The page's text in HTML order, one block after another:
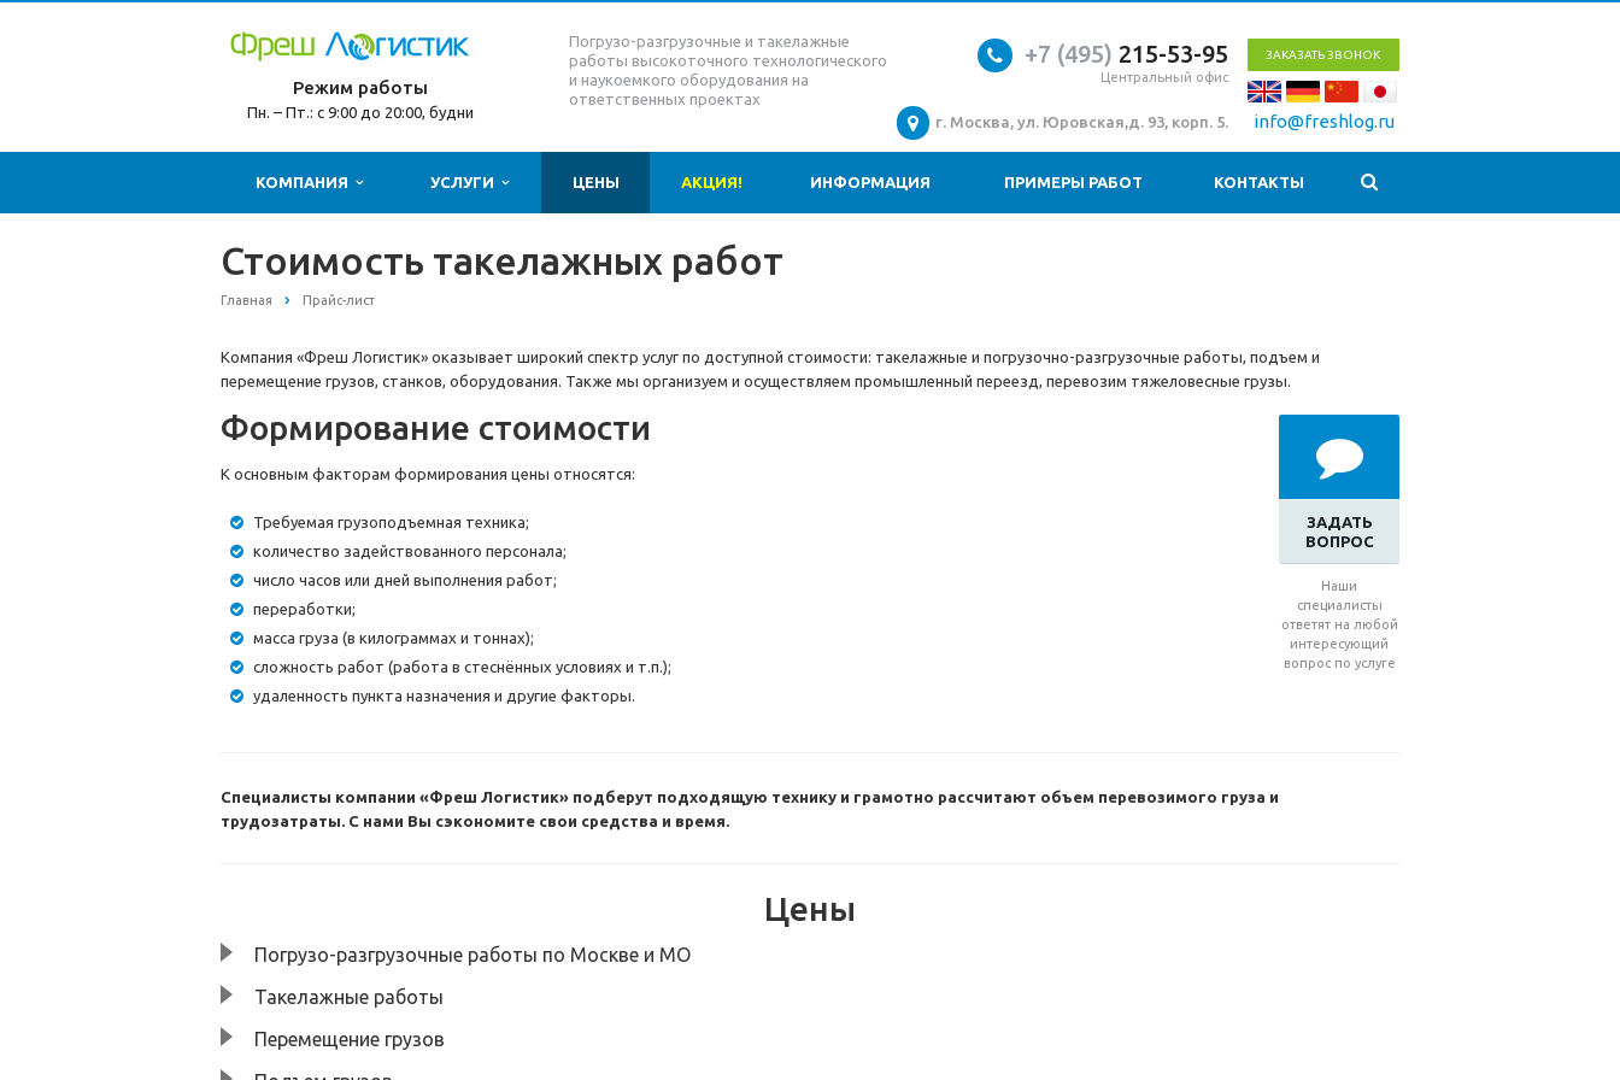
Режим работы
Пн. – Пт.: с 9:00 до 20:00, будни
Погрузо-разгрузочные и такелажные
работы высокоточного технологического
и наукоемкого оборудования на
ответственных проектах
ЗАКАЗАТЬ ЗВОНОК
info@freshlog.ru
+7 (495) 215-53-95
Центральный офис
г. Москва, ул. Юровская,д. 93, корп. 5.
КОМПАНИЯ УСЛУГИ ЦЕНЫ АКЦИЯ! ИНФОРМАЦИЯ ПРИМЕРЫ РАБОТ КОНТАКТЫ
Стоимость такелажных работ
Главная Прайс-лист
Компания «Фреш Логистик» оказывает широкий спектр услуг по доступной стоимости: такелажные и погрузочно-разгрузочные работы, подъем и
перемещение грузов, станков, оборудования. Также мы организуем и осуществляем промышленный переезд, перевозим тяжеловесные грузы.
Формирование стоимости
К основным факторам формирования цены относятся:
Требуемая грузоподъемная техника;
количество задействованного персонала;
число часов или дней выполнения работ;
переработки;
масса груза (в килограммах и тоннах);
сложность работ (работа в стеснённых условиях и т.п.);
удаленность пункта назначения и другие факторы.
ЗАДАТЬ
ВОПРОС
Наши
специалисты
ответят на любой
интересующий
вопрос по услуге
Специалисты компании «Фреш Логистик» подберут подходящую технику и грамотно рассчитают объем перевозимого груза и
трудозатраты. С нами Вы сэкономите свои средства и время.
Цены
Погрузо-разгрузочные работы по Москве и МО
Такелажные работы
Перемещение грузов